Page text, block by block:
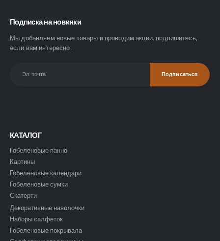
Подписка на новинки
Мы добавляем новые товары и проводим акции, подпишитесь,
если вам интересно.
КАТАЛОГ
Гобеленовые панно
Картины
Гобеленовые календари
Гобеленовые сумки
Скатерти
Декоративные наволочки
Наборы салфеток
Гобеленовые покрывала